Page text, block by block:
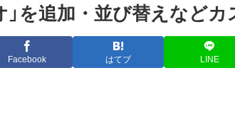
」を追加・並び替えなど
Facebook はてブ LINE